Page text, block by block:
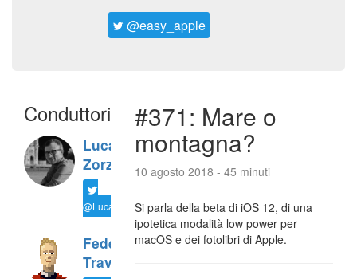
@easy_apple
Conduttori
Luca
Zorzi
@LucaTNT
Federico
Travaini
#371: Mare o
montagna?
10 agosto 2018 - 45 minuti
Si parla della beta di iOS 12, di una
ipotetica modalità low power per
macOS e dei fotolibri di Apple.